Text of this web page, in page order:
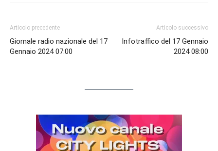
Articolo precedente
Giornale radio nazionale del 17
Gennaio 2024 07:00
Articolo successivo
Infotraffico del 17 Gennaio
2024 08:00